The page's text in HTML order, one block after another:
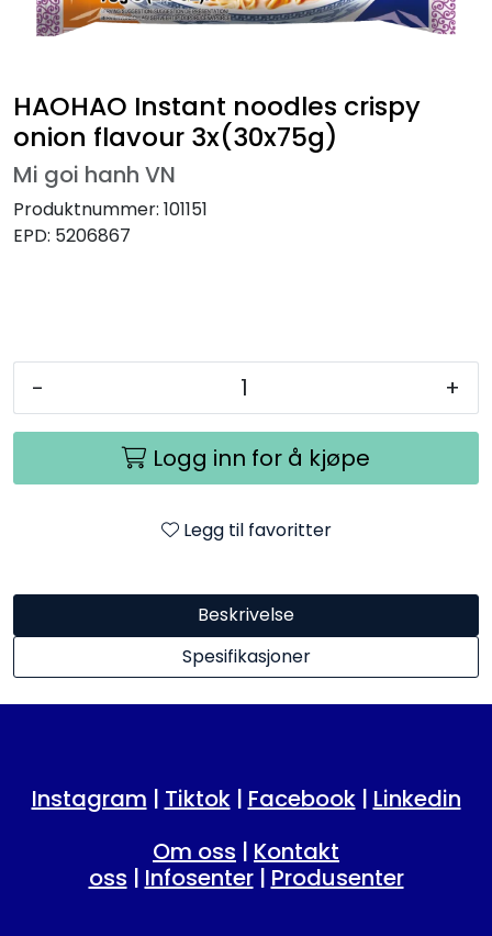
HAOHAO Instant noodles crispy
onion flavour 3x(30x75g)
Mi goi hanh VN
Produktnummer: 101151
EPD: 5206867
- +
Logg inn for å kjøpe
Legg til favoritter
Beskrivelse
Spesifikasjoner
Instagram | Tiktok| Facebook| Linkedin
Om oss | Kontakt
oss | Infosenter| Produsenter